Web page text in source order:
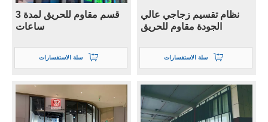
قسم مقاوم للحريق لمدة 3
ساعات
سلة الاستفسارات
نظام تقسيم زجاجي عالي
الجودة مقاوم للحريق
سلة الاستفسارات